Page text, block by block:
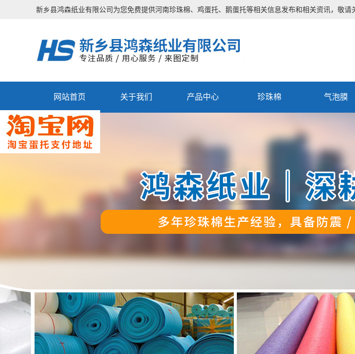
新乡县鸿森纸业有限公司为您免费提供河南珍珠棉、鸡蛋托、鹅蛋托等相关信息发布和相关资讯，敬请
网站首页 关于我们 产品中心 珍珠棉 气泡膜